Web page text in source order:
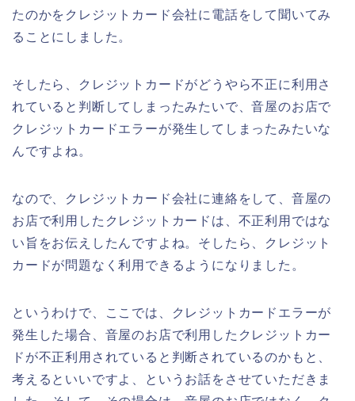
たのかをクレジットカード会社に電話をして聞いてみ
ることにしました。
そしたら、クレジットカードがどうやら不正に利用さ
れていると判断してしまったみたいで、音屋のお店で
クレジットカードエラーが発生してしまったみたいな
んですよね。
なので、クレジットカード会社に連絡をして、音屋の
お店で利用したクレジットカードは、不正利用ではな
い旨をお伝えしたんですよね。そしたら、クレジット
カードが問題なく利用できるようになりました。
というわけで、ここでは、クレジットカードエラーが
発生した場合、音屋のお店で利用したクレジットカー
ドが不正利用されていると判断されているのかもと、
考えるといいですよ、というお話をさせていただきま